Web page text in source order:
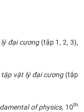
lý đại cương(tập 1, 2, 3),
tập vật lý đại cương(tập
of physics, 10th